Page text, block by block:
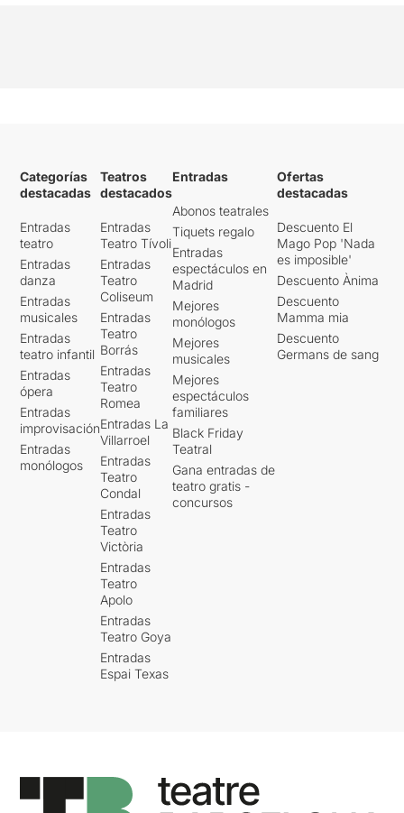
Categorías
destacadas
Entradas
teatro
Entradas
danza
Entradas
musicales
Entradas
teatro infantil
Entradas
ópera
Entradas
improvisación
Entradas
monólogos
Teatros
destacados
Entradas
Teatro Tívoli
Entradas
Teatro
Coliseum
Entradas
Teatro
Borrás
Entradas
Teatro
Romea
Entradas La
Villarroel
Entradas
Teatro
Condal
Entradas
Teatro
Victòria
Entradas
Teatro
Apolo
Entradas
Teatro Goya
Entradas
Espai Texas
Entradas
Abonos teatrales
Tiquets regalo
Entradas
espectáculos en
Madrid
Mejores
monólogos
Mejores
musicales
Mejores
espectáculos
familiares
Black Friday
Teatral
Gana entradas de
teatro gratis -
concursos
Ofertas
destacadas
Descuento El
Mago Pop 'Nada
es imposible'
Descuento Ànima
Descuento
Mamma mia
Descuento
Germans de sang